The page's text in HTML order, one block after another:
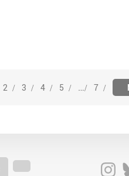
2 3 4 5 … 7